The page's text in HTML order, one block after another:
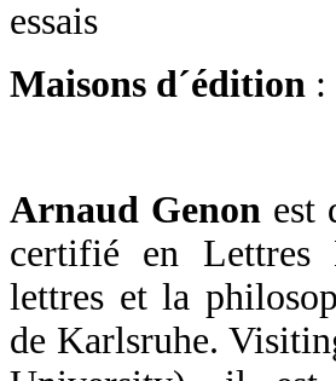
essais
Maisons d´édition :
Arnaud Genon est
certifié en Lettres
lettres et la
de Karlsruhe.